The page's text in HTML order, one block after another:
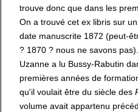
trouve donc que dans les
On a trouvé cet ex libris sur
date manuscrite 1872 (peut-
? 1870 ? nous ne savons
Uzanne a lu Bussy-Rabutin
premières années de
qu'il voulait être du siècle des
volume avait appartenu